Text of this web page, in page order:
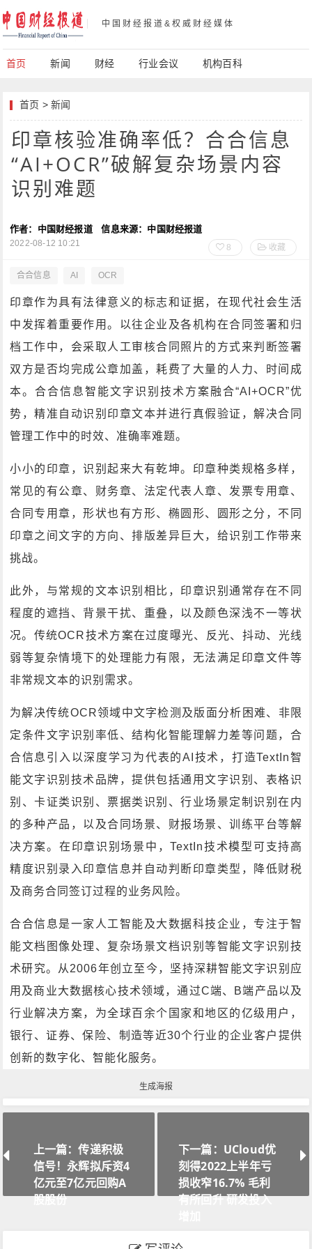
中国财经报道&权威财经媒体
首页 新闻 财经 行业会议 机构百科
首页 >新闻
印章核验准确率低？合合信息
“AI+OCR”破解复杂场景内容
识别难题
作者：中国财经报道 信息来源：中国财经报道
2022-08-12 10:21 8 收藏
合合信息 AI OCR
印章作为具有法律意义的标志和证据，在现代社会生活
中发挥着重要作用。以往企业及各机构在合同签署和归
档工作中，会采取人工审核合同照片的方式来判断签署
双方是否均完成公章加盖，耗费了大量的人力、时间成
本。合合信息智能文字识别技术方案融合“AI+OCR”优
势，精准自动识别印章文本并进行真假验证，解决合同
管理工作中的时效、准确率难题。
小小的印章，识别起来大有乾坤。印章种类规格多样，
常见的有公章、财务章、法定代表人章、发票专用章、
合同专用章，形状也有方形、椭圆形、圆形之分，不同
印章之间文字的方向、排版差异巨大，给识别工作带来
挑战。
此外，与常规的文本识别相比，印章识别通常存在不同
程度的遮挡、背景干扰、重叠，以及颜色深浅不一等状
况。传统OCR技术方案在过度曝光、反光、抖动、光线
弱等复杂情境下的处理能力有限，无法满足印章文件等
非常规文本的识别需求。
为解决传统OCR领域中文字检测及版面分析困难、非限
定条件文字识别率低、结构化智能理解力差等问题，合
合信息引入以深度学习为代表的AI技术，打造TextIn智
能文字识别技术品牌，提供包括通用文字识别、表格识
别、卡证类识别、票据类识别、行业场景定制识别在内
的多种产品，以及合同场景、财报场景、训练平台等解
决方案。在印章识别场景中，TextIn技术模型可支持高
精度识别录入印章信息并自动判断印章类型，降低财税
及商务合同签订过程的业务风险。
合合信息是一家人工智能及大数据科技企业，专注于智
能文档图像处理、复杂场景文档识别等智能文字识别技
术研究。从2006年创立至今，坚持深耕智能文字识别应
用及商业大数据核心技术领域，通过C端、B端产品以及
行业解决方案，为全球百余个国家和地区的亿级用户，
银行、证券、保险、制造等近30个行业的企业客户提供
创新的数字化、智能化服务。
生成海报
上一篇：传递积极
信号！永辉拟斥资4
亿元至7亿元回购A
股股份
下一篇：UCloud优
刻得2022上半年亏
损收窄16.7% 毛利
有所回升 研发投入